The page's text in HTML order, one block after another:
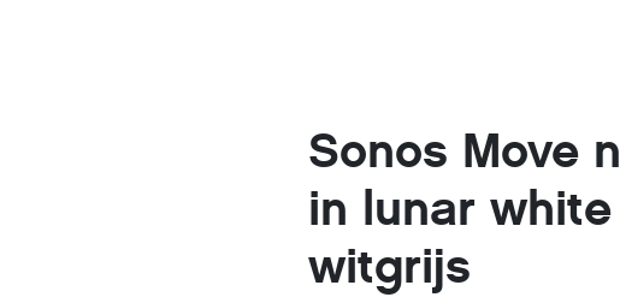
Sonos Move
in lunar
witgrijs